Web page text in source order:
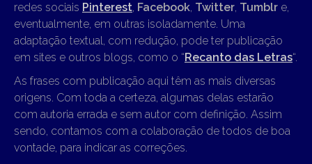
redes sociais Pinterest, Facebook, Twitter, Tumblr e,
eventualmente, em outras isoladamente. Uma
adaptação textual, com redução, pode ter publicação
em sites e outros blogs, como o “Recanto das Letras“.
As frases com publicação aqui têm as mais diversas
origens. Com toda a certeza, algumas delas estarão
com autoria errada e sem autor com definição. Assim
sendo, contamos com a colaboração de todos de boa
vontade, para indicar as correções.